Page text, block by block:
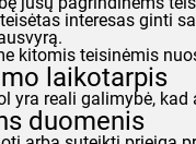
interesas ginti
kitomis teisinėmis
laikotarpis
yra reali galimybė,
duomenis